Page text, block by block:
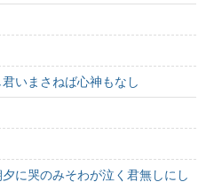
いまさねば心神もなし
に哭のみそわが泣く君無しにし